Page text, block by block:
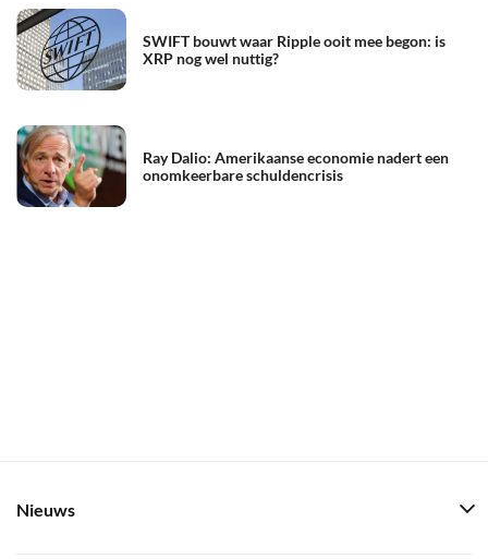
SWIFT bouwt waar Ripple ooit mee begon: is
XRP nog wel nuttig?
Ray Dalio: Amerikaanse economie nadert een
onomkeerbare schuldencrisis
Nieuws